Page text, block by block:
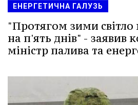
ЕНЕРГЕТИЧНА ГАЛУЗЬ
"Протягом зими
на п'ять днів" - заявив
міністр палива та